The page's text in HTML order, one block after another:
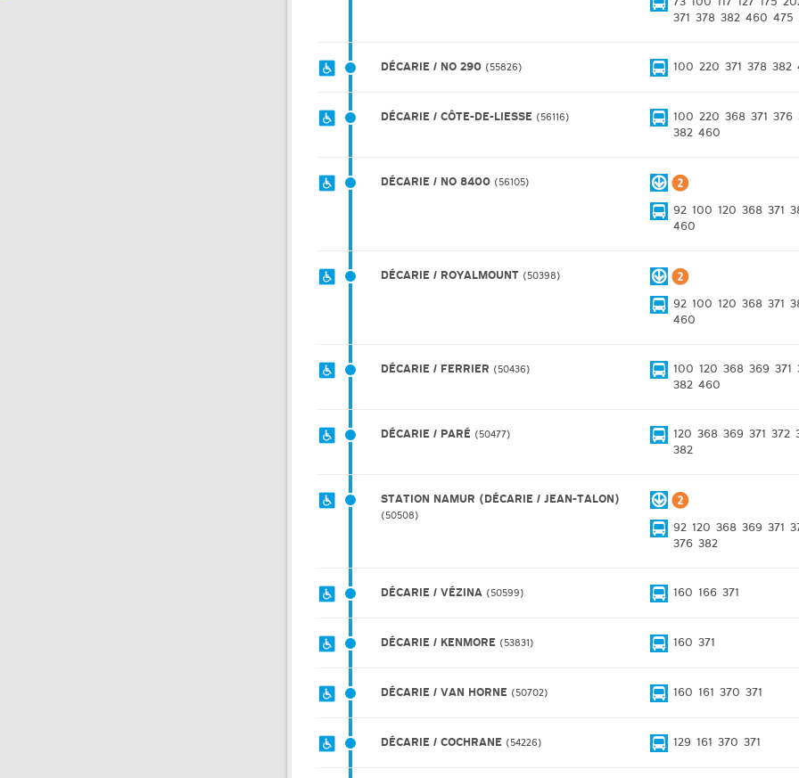
371 378 382 460 475
DÉCARIE / NO 290 55826 100 220 371 378 382
DÉCARIE / CÔTE-DE-LIESSE 56116 100 220 368 371 376
382 460
DÉCARIE / NO 8400 56105
92 100 120 368 371
460
DÉCARIE / ROYALMOUNT 50398
92 100 120 368 371
460
DÉCARIE / FERRIER 50436 100 120 368 369 371
382 460
DÉCARIE / PARÉ 50477 120 368 369 371 372
382
STATION NAMUR (DÉCARIE / JEAN-TALON)
50508
92 120 368 369 371
376 382
DÉCARIE / VÉZINA 50599 160 166 371
DÉCARIE / KENMORE 53831 160 371
DÉCARIE / VAN HORNE 50702 160 161 370 371
DÉCARIE / COCHRANE 54226 129 161 370 371